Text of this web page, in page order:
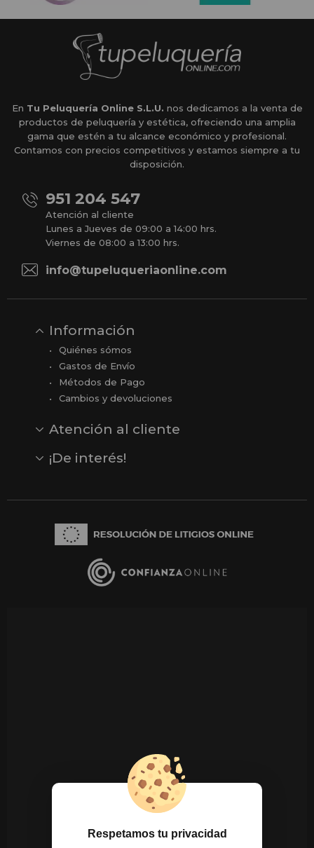
En Tu Peluquería Online S.L.U. nos dedicamos a la venta de
productos de peluquería y estética, ofreciendo una amplia
gama que estén a tu alcance económico y profesional.
Contamos con precios competitivos y estamos siempre a tu
disposición.
951 204 547
Atención al cliente
Lunes a Jueves de 09:00 a 14:00 hrs.
Viernes de 08:00 a 13:00 hrs.
info@tupeluqueriaonline.com
Información
Quiénes sómos
Gastos de Envío
Métodos de Pago
Cambios y devoluciones
Atención al cliente
Opiniones
Reseñas en Google
¡De interés!
Respetamos tu privacidad